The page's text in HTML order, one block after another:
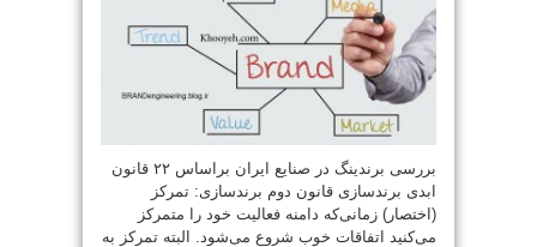
بررسی برندینگ در صنایع ایران براساس ۲۲ قانون
ابدی برندسازی قانون دوم برندسازی: تمرکز
(اختصار) زمانی‌که دامنه فعالیت خود را متمرکز
می‌کنید اتفاقات خوب شروع می‌شود. البته تمرکز به